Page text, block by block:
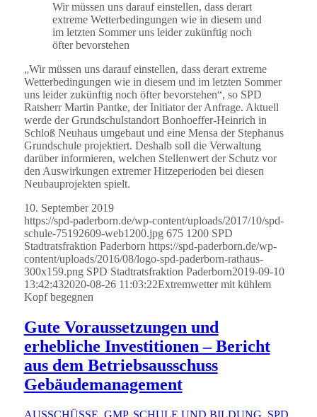
Wir müssen uns darauf einstellen, dass derart
extreme Wetterbedingungen wie in diesem und
im letzten Sommer uns leider zukünftig noch
öfter bevorstehen
„Wir müssen uns darauf einstellen, dass derart extreme
Wetterbedingungen wie in diesem und im letzten Sommer
uns leider zukünftig noch öfter bevorstehen“, so SPD
Ratsherr Martin Pantke, der Initiator der Anfrage. Aktuell
werde der Grundschulstandort Bonhoeffer-Heinrich in
Schloß Neuhaus umgebaut und eine Mensa der Stephanus
Grundschule projektiert. Deshalb soll die Verwaltung
darüber informieren, welchen Stellenwert der Schutz vor
den Auswirkungen extremer Hitzeperioden bei diesen
Neubauprojekten spielt.
10. September 2019
https://spd-paderborn.de/wp-content/uploads/2017/10/spd-
schule-75192609-web1200.jpg 675 1200 SPD
Stadtratsfraktion Paderborn https://spd-paderborn.de/wp-
content/uploads/2016/08/logo-spd-paderborn-rathaus-
300x159.png SPD Stadtratsfraktion Paderborn2019-09-10
13:42:432020-08-26 11:03:22Extremwetter mit kühlem
Kopf begegnen
Gute Voraussetzungen und
erhebliche Investitionen – Bericht
aus dem Betriebsausschuss
Gebäudemanagement
AUSSCHÜSSE GMP, SCHULE UND BILDUNG SPD